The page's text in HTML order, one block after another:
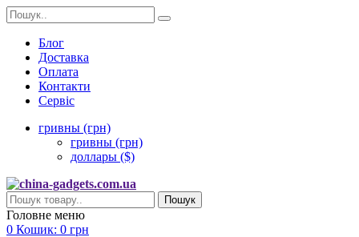
Блог
Доставка
Оплата
Контакти
Сервіс
гривны (грн)
гривны (грн)
доллары ($)
Пошук
Головне меню
0 Кошик: 0 грн